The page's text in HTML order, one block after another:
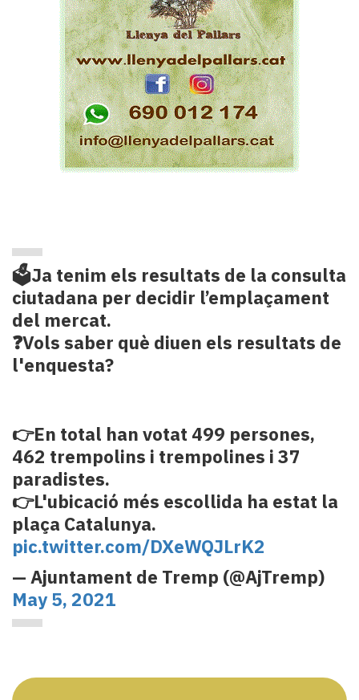
🗳️Ja tenim els resultats de la consulta
ciutadana per decidir l’emplaçament
del mercat.
❓Vols saber què diuen els resultats de
l'enquesta?
👉En total han votat 499 persones,
462 trempolins i trempolines i 37
paradistes.
👉L'ubicació més escollida ha estat la
plaça Catalunya.
pic.twitter.com/DXeWQJLrK2
— Ajuntament de Tremp (@AjTremp)
May 5, 2021